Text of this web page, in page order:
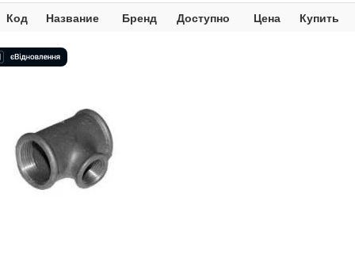
Код Название Бренд Доступно Цена Купить